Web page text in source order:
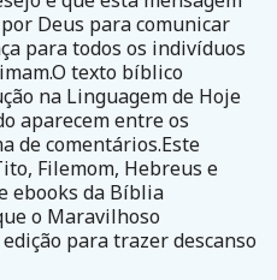
Deus para comunicar
para todos os indivíduos
texto bíblico
na Linguagem de Hoje
aparecem entre os
de comentários.Este
Filemom, Hebreus e
ebooks da Bíblia
o Maravilhoso
para trazer descanso